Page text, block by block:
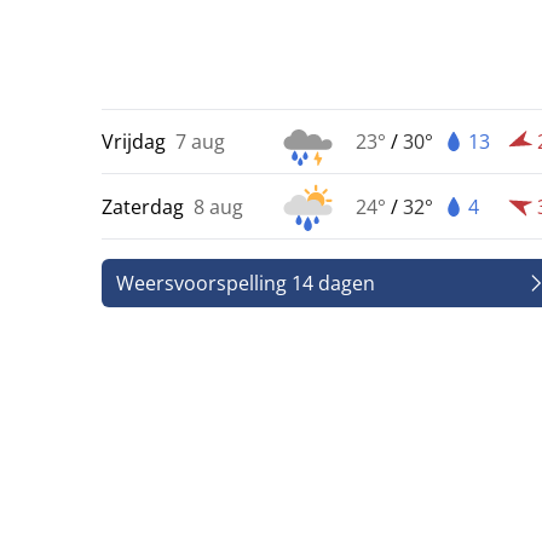
Vrijdag 7 aug 23° /30° 13
Zaterdag 8 aug 24° /32° 4
Weersvoorspelling 14 dagen